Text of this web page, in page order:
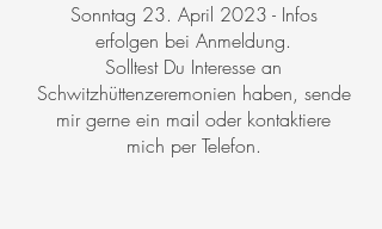
Sonntag 23. April 2023 - Infos
erfolgen bei Anmeldung.
Solltest Du Interesse an
Schwitzhüttenzeremonien haben, sende
mir gerne ein mail oder kontaktiere
mich per Telefon.